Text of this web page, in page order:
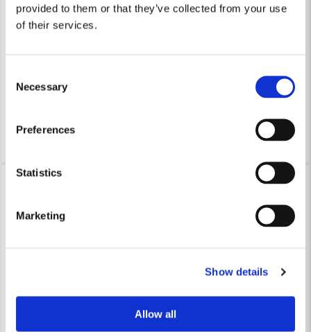
provided to them or that they’ve collected from your use
of their services.
Selection
Necessary
Preferences
Statistics
Marketing
Show details
Allow all
COBOLT
Cobolt Skivnotfräs L=10 F=12mm
Leveranstid ifrån leverantör ca
Köp
Leveranstid ifrån leverantör ca
-7%
COBOLT